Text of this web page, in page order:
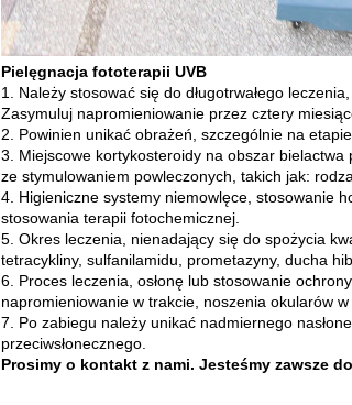
Pielęgnacja fototerapii UVB
1. Należy stosować się do długotrwałego
Zasymuluj napromieniowanie przez cztery
2. Powinien unikać obrażeń, szczególnie na etapie
3. Miejscowe kortykosteroidy na obszar
ze stymulowaniem powleczonych, takich jak:
4. Higieniczne systemy niemowlęce, stosowanie
stosowania terapii fotochemicznej.
5. Okres leczenia, nienadający się do spożycia
tetracykliny, sulfanilamidu, prometazyny, ducha
6. Proces leczenia, osłonę lub stosowanie
napromieniowanie w trakcie, noszenia okularów w
7. Po zabiegu należy unikać nadmiernego
przeciwsłonecznego.
Prosimy o kontakt z nami. Jesteśmy zawsze